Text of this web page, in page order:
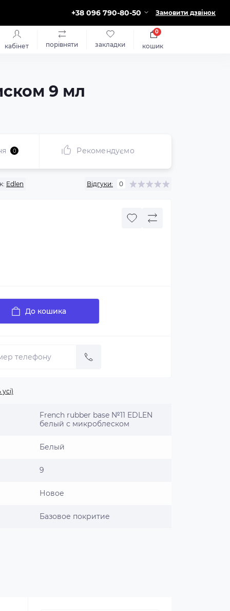
+38 096 790-80-50 Замовити дзвінок
кабінет порівняти закладки кошик
0
9 мл
0 Рекомендуємо
Edlen Відгуки: 0
До кошика
French rubber base №11 EDLEN
белый с микроблеском
Белый
9
Новое
Базовое покритие